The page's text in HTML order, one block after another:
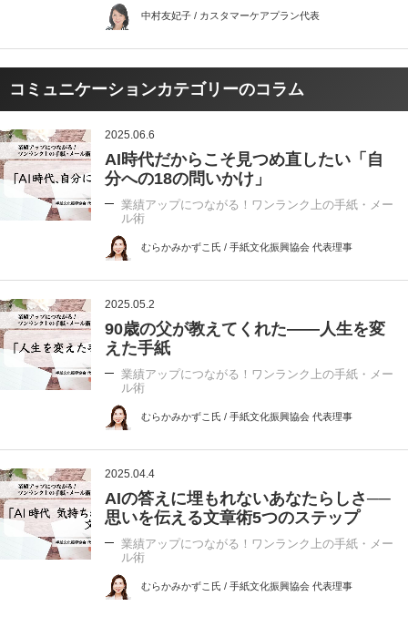
中村友妃子 / カスタマーケアプラン代表
コミュニケーションカテゴリーのコラム
2025.06.6
AI時代だからこそ見つめ直したい「自
分への18の問いかけ」
業績アップにつながる！ワンランク上の手紙・メー
ル術
むらかみかずこ氏 / 手紙文化振興協会 代表理事
2025.05.2
90歳の父が教えてくれた――人生を変
えた手紙
業績アップにつながる！ワンランク上の手紙・メー
ル術
むらかみかずこ氏 / 手紙文化振興協会 代表理事
2025.04.4
AIの答えに埋もれないあなたらしさ──
思いを伝える文章術5つのステップ
業績アップにつながる！ワンランク上の手紙・メー
ル術
むらかみかずこ氏 / 手紙文化振興協会 代表理事